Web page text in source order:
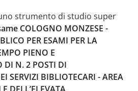
strumento di studio super
COLOGNO MONZESE -
PER ESAMI PER LA
PIENO E
DI N. 2 POSTI DI
SERVIZI BIBLIOTECARI - AREA